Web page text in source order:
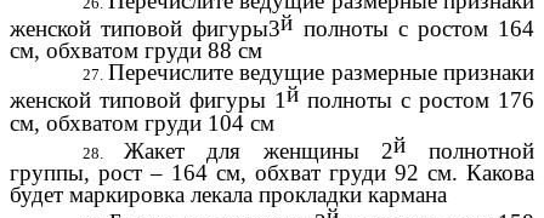
женской типовой фигуры3й полноты с ростом 164
см, обхватом груди 88 см
Перечислите ведущие размерные признаки
женской типовой фигуры 1й полноты с ростом 176
см, обхватом груди 104 см
Жакет для женщины 2й полнотной
группы, рост – 164 см, обхват груди 92 см. Какова
будет маркировка лекала прокладки кармана